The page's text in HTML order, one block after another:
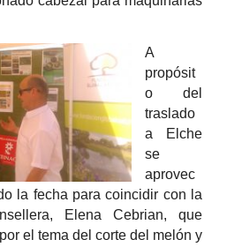
A
propósit
o del
traslado
a Elche
se
aprovec
la fecha para coincidir con la
Elena Cebrian, que
el tema del corte del melón y